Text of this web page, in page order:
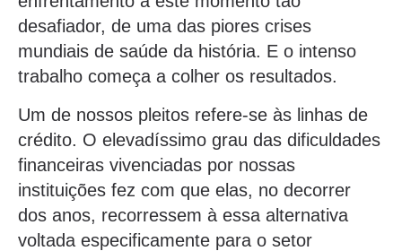
desafiador, de uma das piores crises
mundiais de saúde da história. E o intenso
trabalho começa a colher os resultados.
Um de nossos pleitos refere-se às linhas de
crédito. O elevadíssimo grau das dificuldades
financeiras vivenciadas por nossas
instituições fez com que elas, no decorrer
dos anos, recorressem à essa alternativa
voltada especificamente para o setor